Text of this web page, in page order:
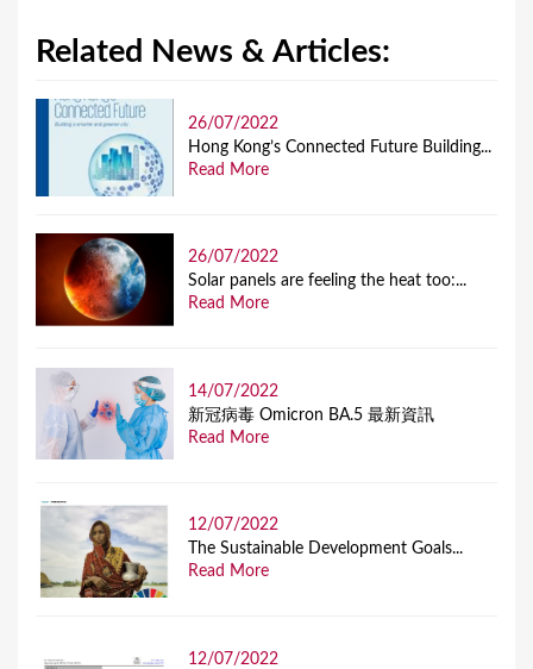
Related News & Articles:
26/07/2022
Hong Kong’s Connected Future Building...
Read More
26/07/2022
Solar panels are feeling the heat too:...
Read More
14/07/2022
新冠病毒 Omicron BA.5 最新資訊
Read More
12/07/2022
The Sustainable Development Goals...
Read More
12/07/2022